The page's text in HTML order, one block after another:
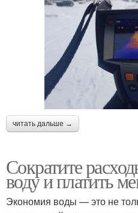
читать дальше →
Сократите
воду и платить
Экономия воды — это не